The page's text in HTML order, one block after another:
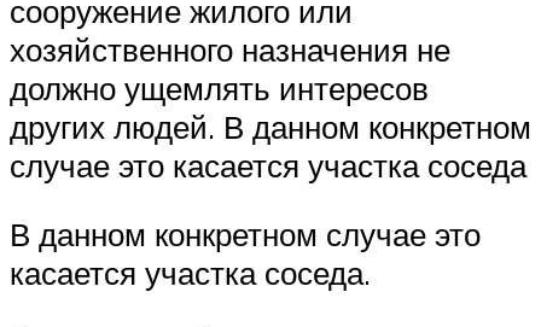
сооружение жилого или
хозяйственного назначения не
должно ущемлять интересов
других людей. В данном конкретном
случае это касается участка соседа
В данном конкретном случае это
касается участка соседа.